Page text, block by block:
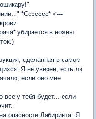
*Ссссссс* <---
убирается в ножны
сделанная в самом
Я не уверен, есть ли
если оно мне
все у тебя будет... если
опасности Лабиринта. Я